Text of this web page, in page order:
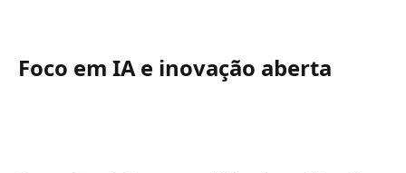
Foco em IA e inovação aberta